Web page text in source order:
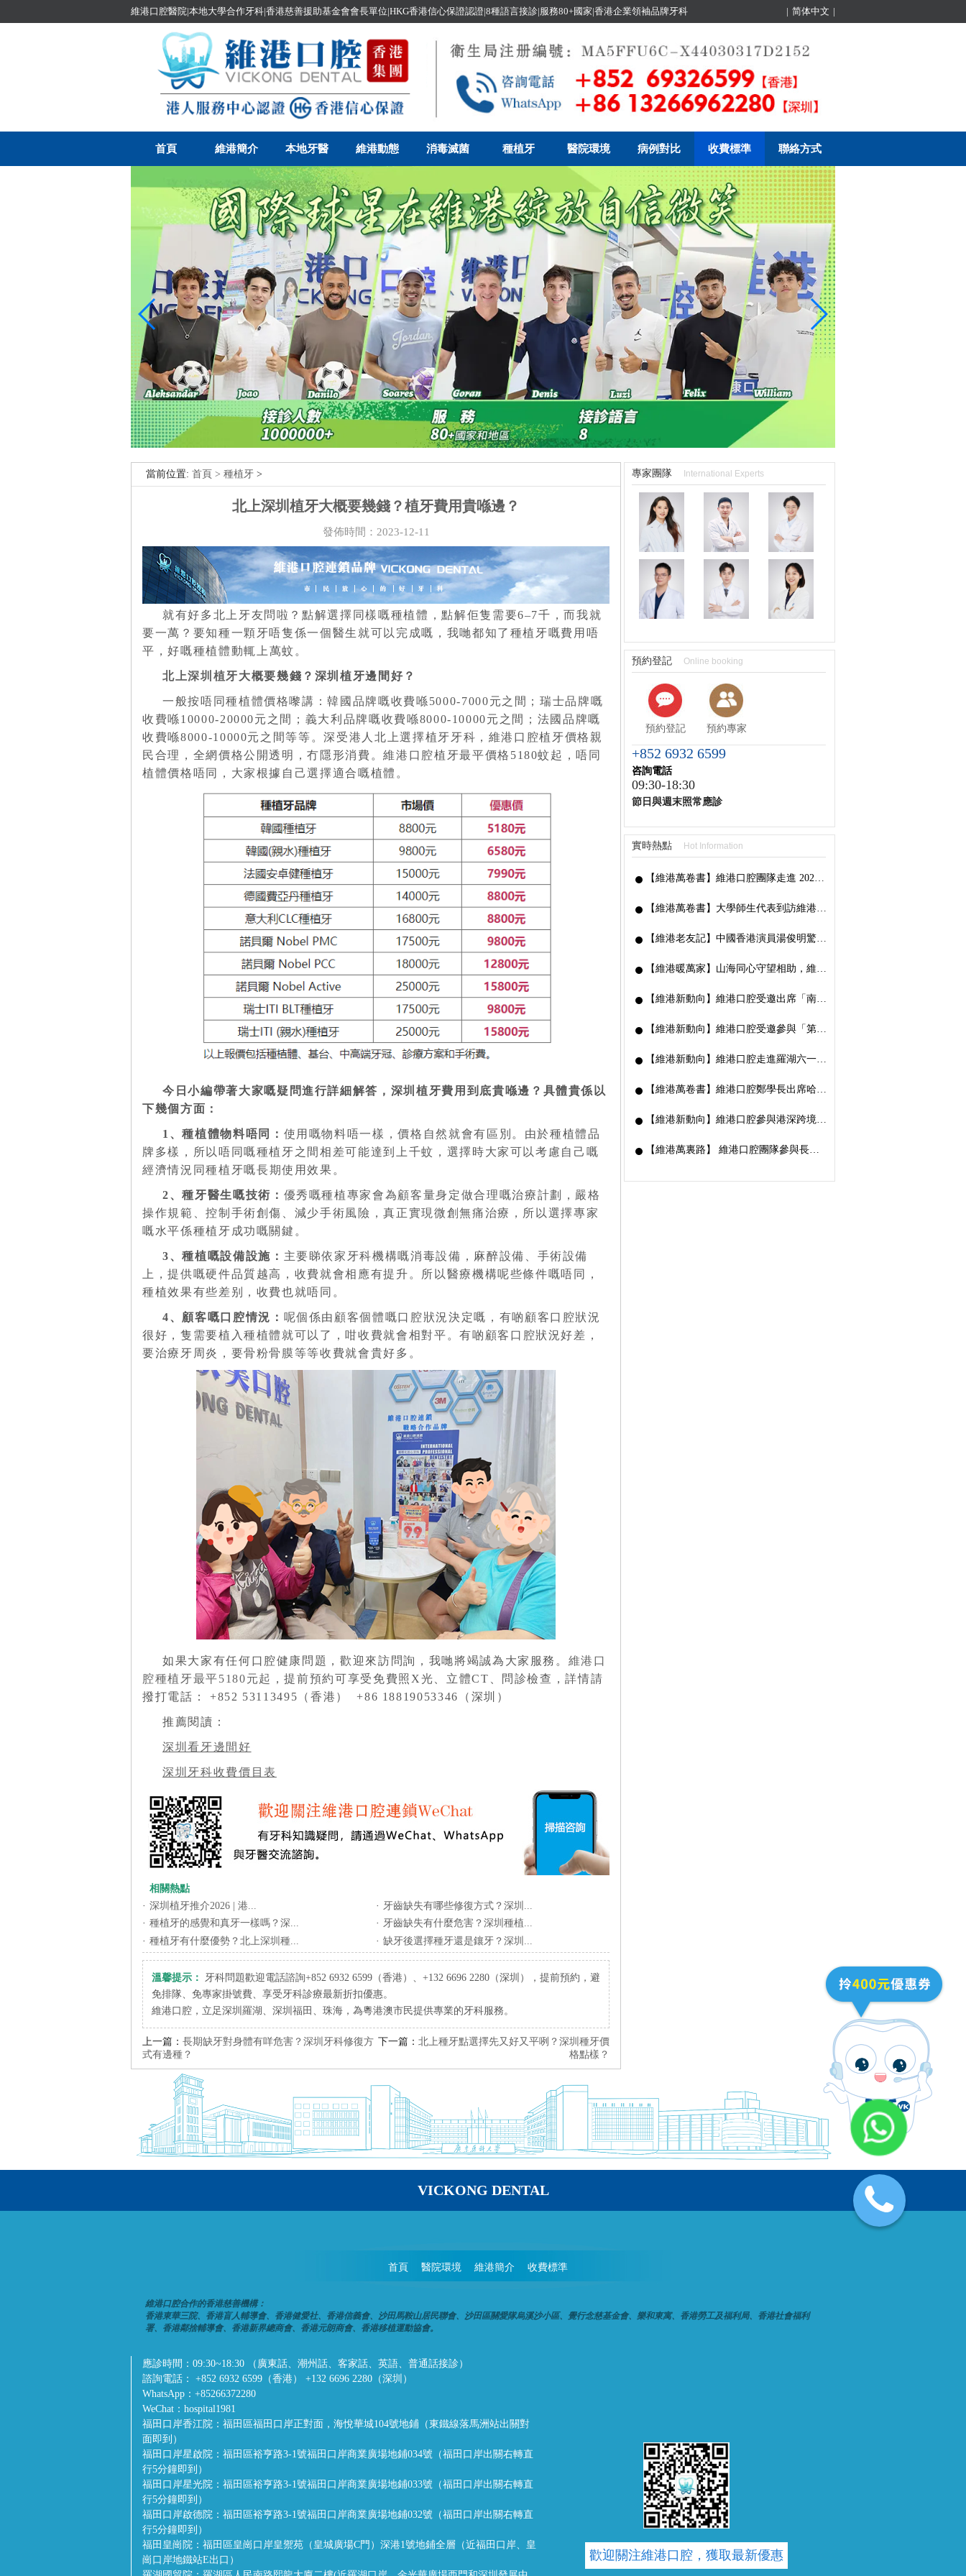
維港口腔醫院|本地大學合作牙科|香港慈善援助基金會會長單位|HKG香港信心保證認證|8種語言接診|服務80+國家|香港企業領袖品牌牙科 | 简体中文 |
首頁 維港簡介 本地牙醫 維港動態 消毒滅菌 種植牙 醫院環境 病例對比 收費標準 聯絡方式
當前位置: 首頁 >種植牙 >
北上深圳植牙大概要幾錢？植牙費用貴喺邊？
發佈時間：2023-12-11
就有好多北上牙友問啦？點解選擇同樣嘅種植體，點解佢隻需要6–7千，而我就
要一萬？要知種一顆牙唔隻係一個醫生就可以完成嘅，我哋都知了種植牙嘅費用唔
平，好嘅種植體動輒上萬蚊。
北上深圳植牙大概要幾錢？深圳植牙邊間好？
一般按唔同種植體價格嚟講：韓國品牌嘅收費喺5000-7000元之間；瑞士品牌嘅
收費喺10000-20000元之間；義大利品牌嘅收費喺8000-10000元之間；法國品牌嘅
收費喺8000-10000元之間等等。深受港人北上選擇植牙牙科，維港口腔植牙價格親
民合理，全網價格公開透明，冇隱形消費。維港口腔植牙最平價格 5180蚊起，唔同
植體價格唔同，大家根據自己選擇適合嘅植體。
今日小編帶著大家嘅疑問進行詳細解答， 深圳植牙費用到底貴喺邊？具體貴係以
下幾個方面：
1、種植體物料唔同： 使用嘅物料唔一樣，價格自然就會有區別。由於種植體品
牌多樣，所以唔同嘅種植牙之間相差可能達到上千蚊，選擇時大家可以考慮自己 嘅
經濟情況同種植牙嘅長期使用效果。
2、種牙醫生 嘅技術 ： 優秀嘅種植專家會為顧客量身定做合理嘅治療計劃，嚴格
操作規範、控制手術創傷、減少手術風險，真正實現微創無痛治療，所以選擇專家
嘅水平係種植牙成功嘅關鍵。
3、種植 嘅設備設施： 主要睇依家牙科機構嘅消毒設備，麻醉設備、手術設備
上，提供嘅硬件品質越高，收費就會相應有提升。所以醫療機構呢些條件嘅唔同，
種植效果有些差别，收費也就唔同。
4、顧客 嘅口腔情況： 呢個係由顧客個體嘅口腔狀況決定嘅，有啲顧客口腔狀況
很好，隻需要植入種植體就可以了，咁收費就會相對平。有啲顧客 口腔狀況好差，
要治療牙周炎，要骨粉骨膜等等收費就會貴好多。
如果大家有任何口腔健康問題，歡迎來訪問詢，我哋將竭誠為大家服務。 維港口
腔種植牙最平5180元起 ，提前預約可享受免費照X光、立體CT、問診檢查，詳情請
撥打電話： +852 53113495（香港） +86 18819053346（深圳）
推薦閱讀：
深圳看牙邊間好
深圳牙科收費價目表
相關熱點
· 深圳植牙推介2026 | 港... · 牙齒缺失有哪些修復方式？深圳...
· 種植牙的感覺和真牙一樣嗎？深... · 牙齒缺失有什麼危害？深圳種植...
· 種植牙有什麼優勢？北上深圳種... · 缺牙後選擇種牙還是鑲牙？深圳...
溫馨提示：
牙科問題歡迎電話諮詢+852 6932 6599（香港）、+132 6696 2280（深圳），提前預約，避
免排隊、免專家掛號費、享受牙科診療最新折扣優惠。
維港口腔，立足深圳羅湖、深圳福田、珠海，為粵港澳市民提供專業的牙科服務。
上一篇： 長期缺牙對身體有咩危害？深圳牙科修復方
式有邊種？
下一篇： 北上種牙點選擇先又好又平咧？深圳種牙價
格點樣？
專家團隊 International Experts
預約登記 Online booking
預約登記 預約專家
+852 6932 6599
咨詢電話
09:30-18:30
節日與週末照常應診
實時熱點 Hot Information
【維港萬卷書】維港口腔團隊走進 2026 香港書展：以閱讀拓視野，以學習築專業
【維港萬卷書】大學師生代表到訪維港口腔參觀交流，深化校企合作共促口腔醫學發展
【維港老友記】中國香港演員湯俊明驚喜現身維港口腔羅湖國貿院，擔任「明星一日店長」
【維港暖萬家】山海同心守望相助，維港口腔向廣西捐資數萬元傳遞溫暖善意
【維港新動向】維港口腔受邀出席「南湖100」品牌發佈會，榮獲南湖街道突出貢獻企業殊榮
【維港新動向】維港口腔受邀參與「第五屆香港潮州節」，推廣僑批文化，共促潮港交流
【維港新動向】維港口腔走進羅湖六一遊園會｜義診送關懷，守護小朋友牙齒健康
【維港萬卷書】維港口腔鄭學長出席哈工大「AI 時代下的灣區新航線」商學思享交流會
【維港新動向】維港口腔參與港深跨境學童港校通活動，搭建兩地學童溝通橋樑
【維港萬裏路】 維港口腔團隊參與長洲太平清醮 感受非遺文化魅力
VICKONG DENTAL
首頁 醫院環境 維港簡介 收費標準
維港口腔合作的香港慈善機構：
香港東華三院、香港盲人輔導會、香港健愛社、香港信義會、沙田馬鞍山居民聯會、沙田區關愛隊烏溪沙小區、覺行念慈基金會、樂和東寓、香港勞工及福利局、香港社會福利
署、香港鄰捨輔導會、香港新界總商會、香港元朗商會、香港移植運動協會。
應診時間： 09:30~18:30 （廣東話、潮州話、客家話、英語、普通話接診）
諮詢電話：
+852 6932 6599（香港） +132 6696 2280（深圳）
WhatsApp： +85266372280
WeChat： hospital1981
福田口岸香江院： 福田區福田口岸正對面，海悅華城104號地鋪（東鐵線落馬洲站出關對
面即到）
福田口岸星啟院： 福田區裕亨路3-1號福田口岸商業廣場地鋪034號（福田口岸出關右轉直
行5分鐘即到）
福田口岸星光院： 福田區裕亨路3-1號福田口岸商業廣場地鋪033號（福田口岸出關右轉直
行5分鐘即到）
福田口岸啟德院： 福田區裕亨路3-1號福田口岸商業廣場地鋪032號（福田口岸出關右轉直
行5分鐘即到）
福田皇崗院： 福田區皇崗口岸皇禦苑（皇城廣場C門）深港1號地鋪全層（近福田口岸、皇
崗口岸地鐵站E出口）
歡迎關注維港口腔，獲取最新優惠